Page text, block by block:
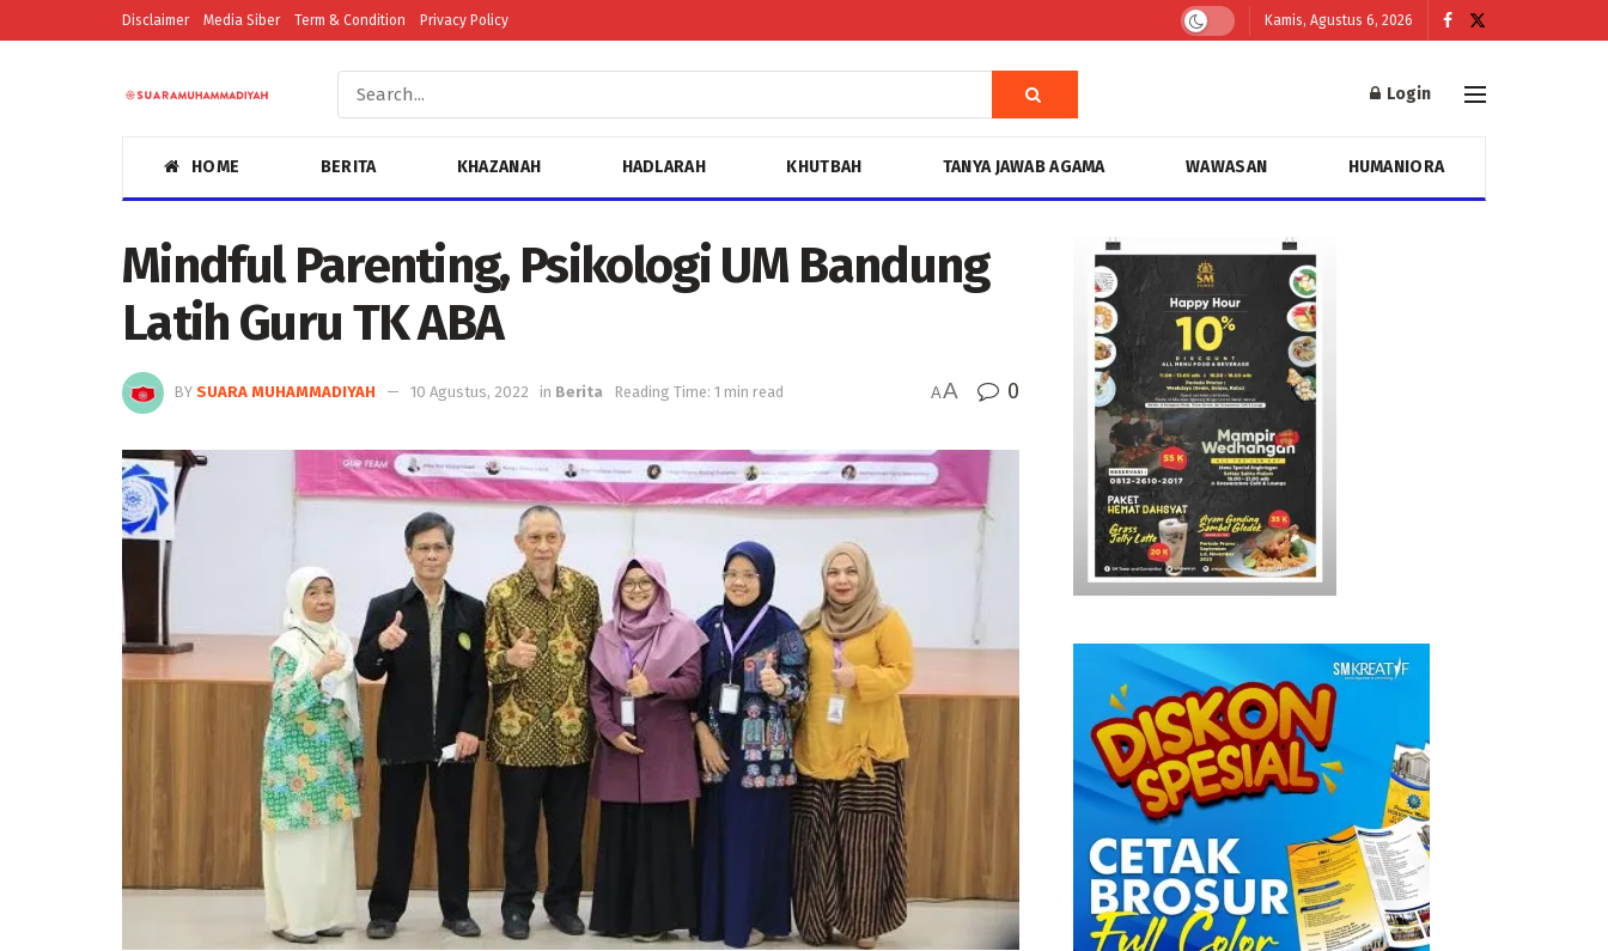
Disclaimer Media Siber Term & Condition Privacy Policy Kamis, Agustus 6, 2026
Login
HOME BERITA KHAZANAH HADLARAH KHUTBAH TANYA JAWAB AGAMA WAWASAN HUMANIORA
Mindful Parenting, Psikologi UM Bandung
Latih Guru TK ABA
BY SUARA MUHAMMADIYAH 10 Agustus, 2022 in Berita Reading Time: 1 min read AA 0